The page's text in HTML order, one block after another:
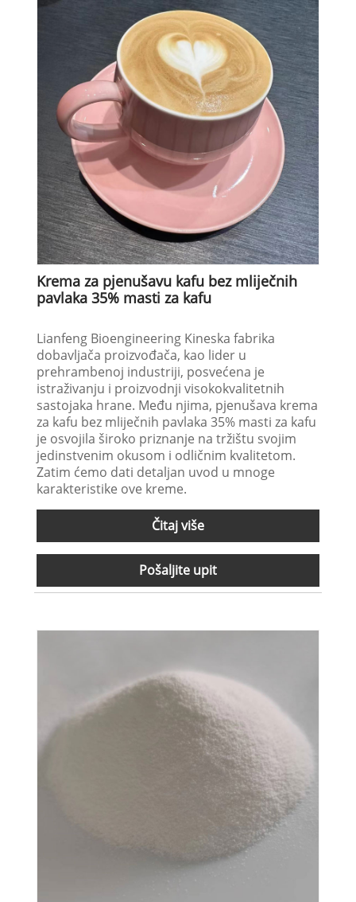
Krema za pjenušavu kafu bez mliječnih
pavlaka 35% masti za kafu
Lianfeng Bioengineering Kineska fabrika
dobavljača proizvođača, kao lider u
prehrambenoj industriji, posvećena je
istraživanju i proizvodnji visokokvalitetnih
sastojaka hrane. Među njima, pjenušava krema
za kafu bez mliječnih pavlaka 35% masti za kafu
je osvojila široko priznanje na tržištu svojim
jedinstvenim okusom i odličnim kvalitetom.
Zatim ćemo dati detaljan uvod u mnoge
karakteristike ove kreme.
Čitaj više
Pošaljite upit